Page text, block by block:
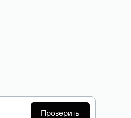
Проверить